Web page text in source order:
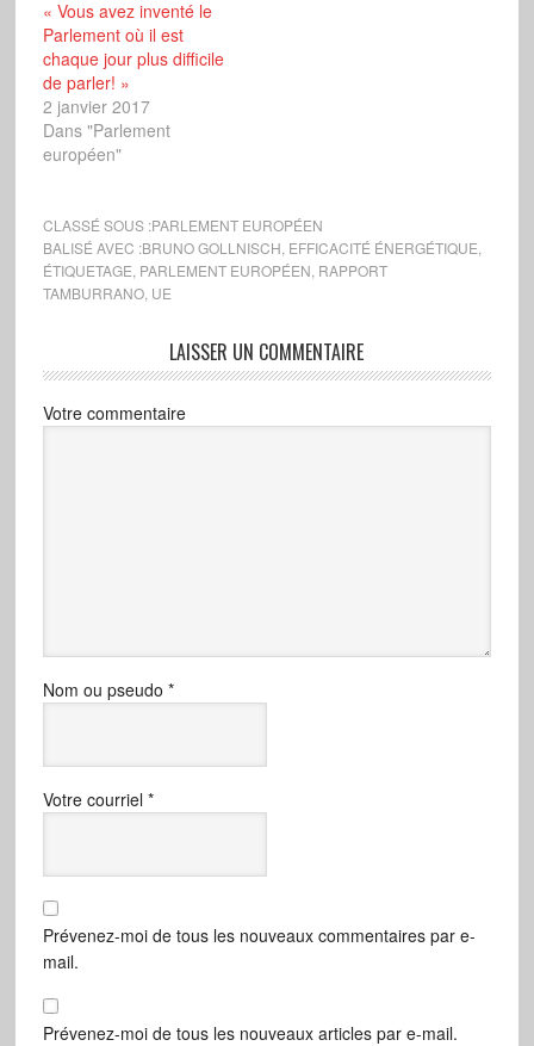
« Vous avez inventé le
Parlement où il est
chaque jour plus difficile
de parler! »
2 janvier 2017
Dans "Parlement
européen"
CLASSÉ SOUS :PARLEMENT EUROPÉEN
BALISÉ AVEC :BRUNO GOLLNISCH EFFICACITÉ ÉNERGÉTIQUE
ÉTIQUETAGE PARLEMENT EUROPÉEN RAPPORT
TAMBURRANO, UE
LAISSER UN COMMENTAIRE
Votre commentaire
Nom ou pseudo *
Votre courriel *
Prévenez-moi de tous les nouveaux commentaires par e-
mail.
Prévenez-moi de tous les nouveaux articles par e-mail.